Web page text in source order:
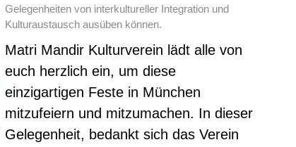
Gelegenheiten von interkultureller Integration und
Kulturaustausch ausüben können.
Matri Mandir Kulturverein lädt alle von
euch herzlich ein, um diese
einzigartigen Feste in München
mitzufeiern und mitzumachen. In dieser
Gelegenheit, bedankt sich das Verein